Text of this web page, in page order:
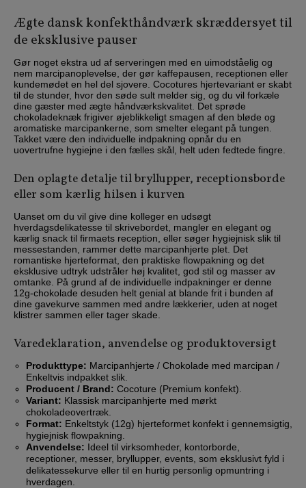
Ægte dansk konfekthåndværk skræddersyet til
de eksklusive pauser
Gør noget ekstra ud af serveringen med en uimodståelig og
nem marcipanoplevelse, der gør kaffepausen, receptionen eller
kundemødet en hel del sjovere. Cocotures hjertevariant er skabt
til de stunder, hvor den søde sult melder sig, og du vil forkæle
dine gæster med ægte håndværkskvalitet. Det sprøde
chokoladeknæk frigiver øjeblikkeligt smagen af den bløde og
aromatiske marcipankerne, som smelter elegant på tungen.
Takket være den individuelle indpakning opnår du en
uovertrufne hygiejne i den fælles skål, helt uden fedtede fingre.
Den oplagte detalje til bryllupper, receptionsborde
eller som kærlig hilsen i kurven
Uanset om du vil give dine kolleger en udsøgt
hverdagsdelikatesse til skrivebordet, mangler en elegant og
kærlig snack til firmaets reception, eller søger hygiejnisk slik til
messestanden, rammer dette marcipanhjerte plet. Det
romantiske hjerteformat, den praktiske flowpakning og det
eksklusive udtryk udstråler høj kvalitet, god stil og masser av
omtanke. På grund af de individuelle indpakninger er denne
12g-chokolade desuden helt genial at blande frit i bunden af
dine gavekurve sammen med andre lækkerier, uden at noget
klistrer sammen eller tager skade.
Varedeklaration, anvendelse og produktoversigt
Produkttype: Marcipanhjerte / Chokolade med marcipan /
Enkeltvis indpakket slik.
Producent / Brand: Cocoture (Premium konfekt).
Variant: Klassisk marcipanhjerte med mørkt
chokoladeovertræk.
Format: Enkeltstyk (12g) hjerteformet konfekt i gennemsigtig,
hygiejnisk flowpakning.
Anvendelse: Ideel til virksomheder, kontorborde,
receptioner, messer, bryllupper, events, som eksklusivt fyld i
delikatessekurve eller til en hurtig personlig opmuntring i
hverdagen.